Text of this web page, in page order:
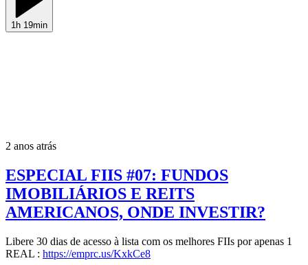
1h 19min
2 anos atrás
ESPECIAL FIIS #07: FUNDOS
IMOBILIÁRIOS E REITS
AMERICANOS, ONDE INVESTIR?
Libere 30 dias de acesso à lista com os melhores FIIs por apenas 1
REAL : https://emprc.us/KxkCe8